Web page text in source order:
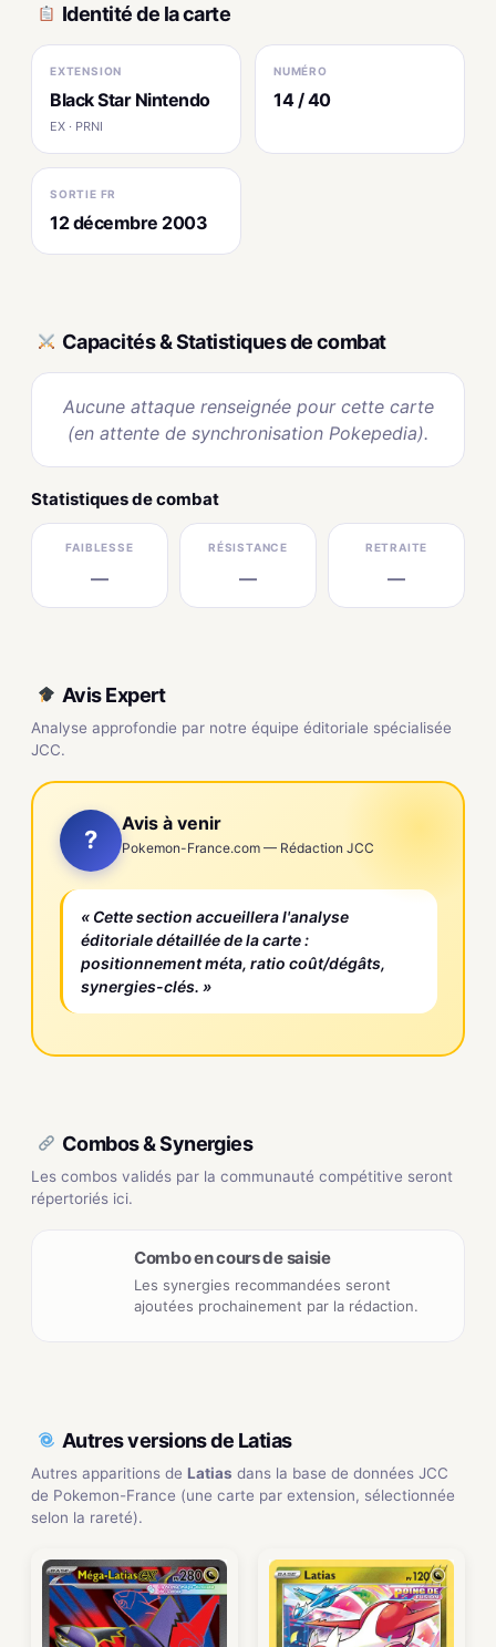
Identité de la carte
EXTENSION
Black Star Nintendo
EX · PRNI
NUMÉRO
14 / 40
SORTIE FR
12 décembre 2003
Capacités & Statistiques de combat
Aucune attaque renseignée pour cette carte
(en attente de synchronisation Pokepedia).
Statistiques de combat
FAIBLESSE
—
RÉSISTANCE
—
RETRAITE
—
Avis Expert
Analyse approfondie par notre équipe éditoriale spécialisée
JCC.
?
Avis à venir
Pokemon-France.com — Rédaction JCC
« Cette section accueillera l'analyse
éditoriale détaillée de la carte :
positionnement méta, ratio coût/dégâts,
synergies-clés. »
Combos & Synergies
Les combos validés par la communauté compétitive seront
répertoriés ici.
Combo en cours de saisie
Les synergies recommandées seront
ajoutées prochainement par la rédaction.
Autres versions de Latias
Autres apparitions de Latias dans la base de données JCC
de Pokemon-France (une carte par extension, sélectionnée
selon la rareté).